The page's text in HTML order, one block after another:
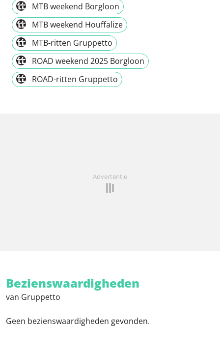
MTB weekend Borgloon
MTB weekend Houffalize
MTB-ritten Gruppetto
ROAD weekend 2025 Borgloon
ROAD-ritten Gruppetto
Advertentie
Bezienswaardigheden
van Gruppetto
Geen bezienswaardigheden gevonden.